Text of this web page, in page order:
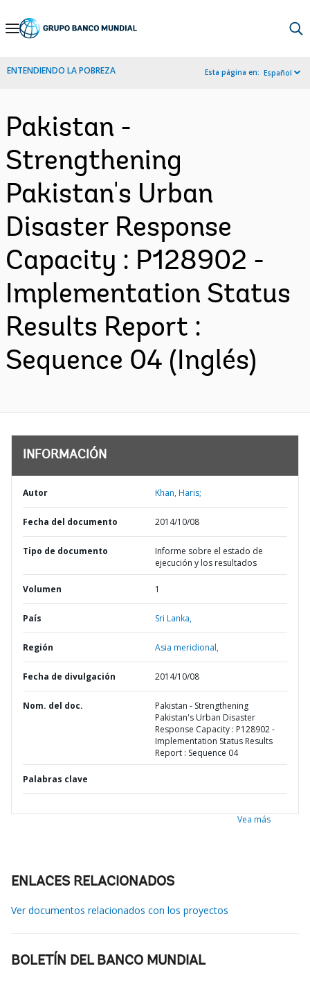
Skip
Navigation
ENTENDIENDO LA POBREZA Esta página en: Español
Pakistan -
Strengthening
Pakistan's Urban
Disaster Response
Capacity : P128902 -
Implementation Status
Results Report :
Sequence 04 (Inglés)
INFORMACIÓN
Autor Khan, Haris;
Fecha del documento 2014/10/08
Tipo de documento
Informe sobre el estado de
ejecución y los resultados
Volumen 1
País Sri Lanka,
Región Asia meridional,
Fecha de divulgación 2014/10/08
Nom. del doc.
Pakistan - Strengthening
Pakistan's Urban Disaster
Response Capacity : P128902 -
Implementation Status Results
Report : Sequence 04
Palabras clave
Vea más
ENLACES RELACIONADOS
Ver documentos relacionados con los proyectos
BOLETÍN DEL BANCO MUNDIAL